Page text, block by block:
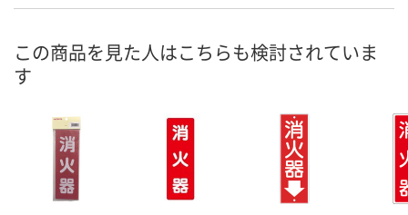
お申込番
在庫 9点 6点 4点
数量
カゴへ カ
この商品を見た人はこちらも検討されていま
す